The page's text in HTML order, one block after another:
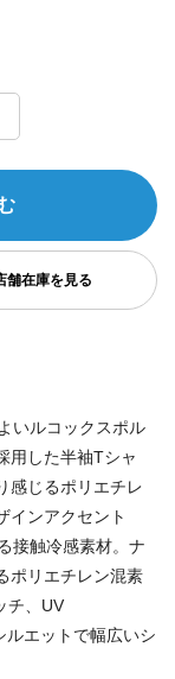
いルコックスポル
用した半袖Tシャ
感じるポリエチレ
インアクセント
接触冷感素材。ナ
ポリエチレン混素
チ、UV
エットで幅広いシ